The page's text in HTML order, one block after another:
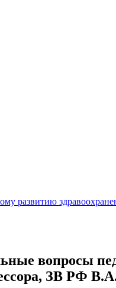
развитию
вопросы
ЗВ РФ